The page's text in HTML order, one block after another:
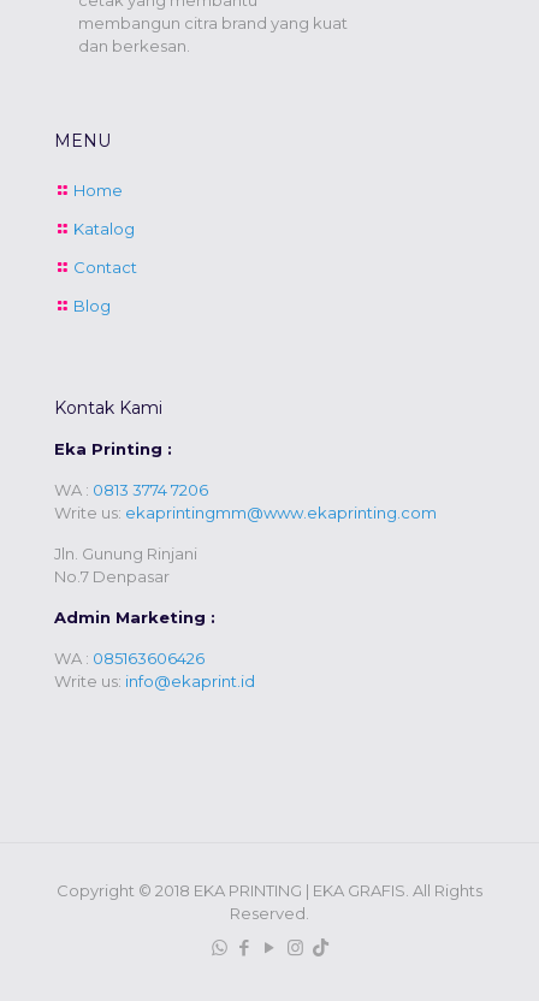
membangun citra brand yang kuat
dan berkesan.
MENU
Home
Katalog
Contact
Blog
Kontak Kami
Eka Printing :
WA : 0813 3774 7206
Write us: ekaprintingmm@www.ekaprinting.com
Jln. Gunung Rinjani
No.7 Denpasar
Admin Marketing :
WA : 085163606426
Write us: info@ekaprint.id
Copyright © 2018 EKA PRINTING | EKA GRAFIS. All Rights
Reserved.